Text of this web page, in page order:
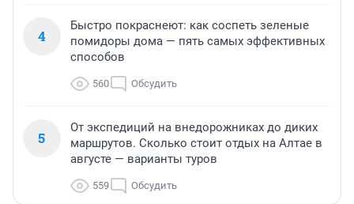
4
Быстро покраснеют: как соспеть зеленые
помидоры дома — пять самых эффективных
способов
560 Обсудить
5
От экспедиций на внедорожниках до диких
маршрутов. Сколько стоит отдых на Алтае в
августе — варианты туров
559 Обсудить